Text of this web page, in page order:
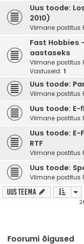
Uus toode:
2010)
Viimane postitus
Fast Hobbies
aastaseks
Viimane postitus
Vastuseid: 1
Uus toode:
Viimane postitus
Uus toode: E-
Viimane postitus
Uus toode: E-
RTF
Viimane postitus
Uus toode:
Viimane postitus
Uus teema
Foorumi õigused